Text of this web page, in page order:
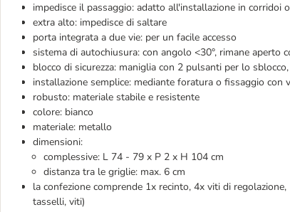
impedisce il passaggio: adatto all'installazione in corridoi
extra alto: impedisce di saltare
porta integrata a due vie: per un facile accesso
sistema di autochiusura: con angolo <30°, rimane aperto
blocco di sicurezza: maniglia con 2 pulsanti per lo
installazione semplice: mediante foratura o fissaggio con
robusto: materiale stabile e resistente
colore: bianco
materiale: metallo
dimensioni:
complessive: L 74 - 79 x P 2 x H 104 cm
distanza tra le griglie: max. 6 cm
la confezione comprende 1x recinto, 4x viti di
tasselli, viti)